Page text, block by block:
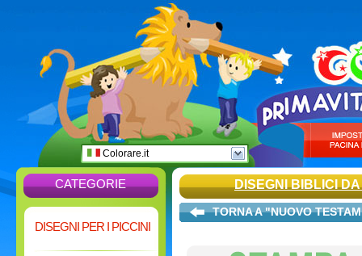
Colorare.it
CATEGORIE
DISEGNI PER I PICCINI
DISEGNI BIBLICI
TORNA A "NUOVO